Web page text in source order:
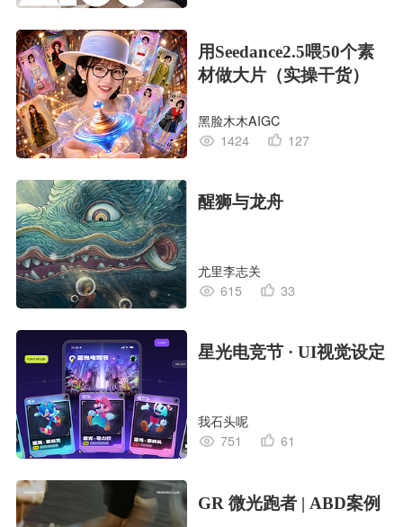
用Seedance2.5喂50个素
材做大片（实操干货）
黑脸木木AIGC
1424
127
醒狮与龙舟
尤里李志关
615
33
星光电竞节 · UI视觉设定
我石头呢
751
61
GR 微光跑者 | ABD案例